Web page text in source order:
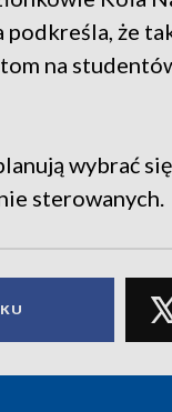
że
na
wybrać
sterowanych.